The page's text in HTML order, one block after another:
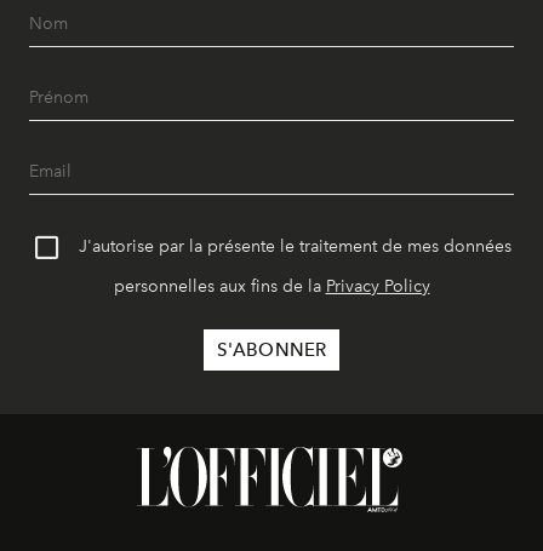
J'autorise par la présente le traitement de mes données
personnelles aux fins de la Privacy Policy